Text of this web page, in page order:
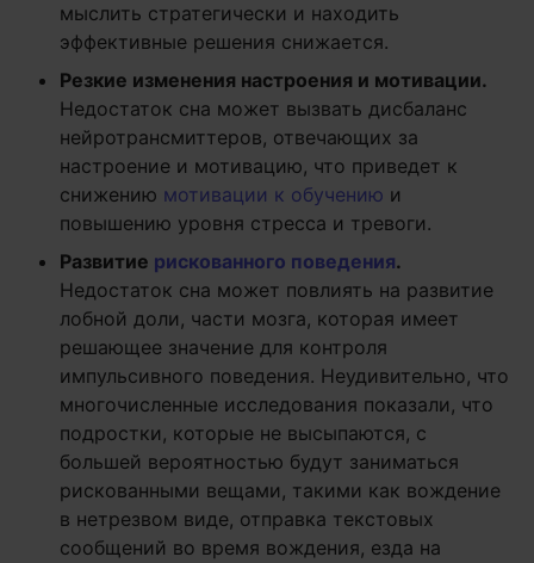
мыслить стратегически и находить
эффективные решения снижается.
Резкие изменения настроения и мотивации.
Недостаток сна может вызвать дисбаланс
нейротрансмиттеров, отвечающих за
настроение и мотивацию, что приведет к
снижению мотивации к обучению и
повышению уровня стресса и тревоги.
Развитие рискованного поведения.
Недостаток сна может повлиять на развитие
лобной доли, части мозга, которая имеет
решающее значение для контроля
импульсивного поведения. Неудивительно, что
многочисленные исследования показали, что
подростки, которые не высыпаются, с
большей вероятностью будут заниматься
рискованными вещами, такими как вождение
в нетрезвом виде, отправка текстовых
сообщений во время вождения, езда на